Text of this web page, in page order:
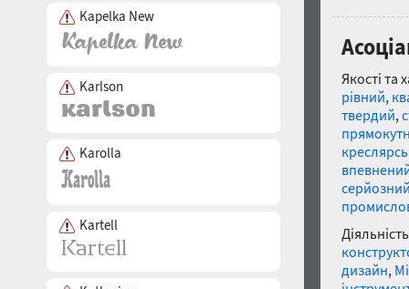
Kapelka New
Karlson
Karolla
Kartell
Якості та
рівний,
твердий,
дизайн,